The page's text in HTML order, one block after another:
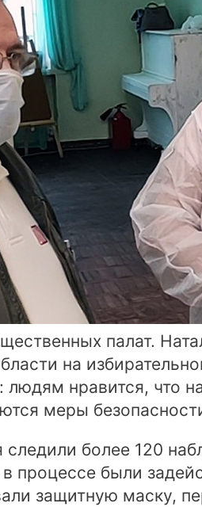
палат.
на
нравится, что
меры
более 120
процессе были
защитную маску,